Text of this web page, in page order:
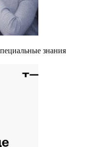
знания